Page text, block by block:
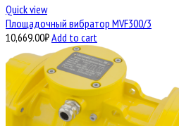
Quick view
Площадочный вибратор MVF300/3
10,669.00₽Add to cart